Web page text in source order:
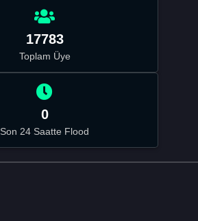
17783
Toplam Üye
0
Son 24 Saatte Flood